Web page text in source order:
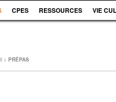
CPES RESSOURCES VIE
> PRÉPAS